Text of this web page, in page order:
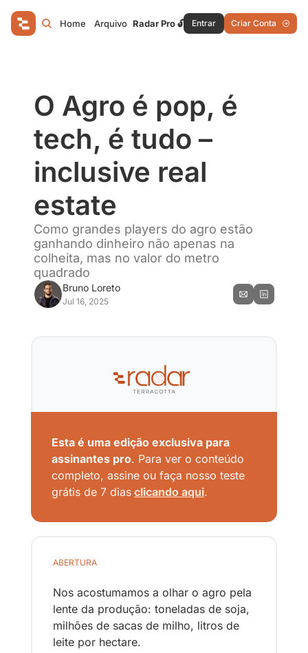
Home Arquivo Radar Pro 🔓 Entrar Criar Conta
O Agro é pop, é
tech, é tudo –
inclusive real
estate
Como grandes players do agro estão
ganhando dinheiro não apenas na
colheita, mas no valor do metro
quadrado
Bruno Loreto
Jul 16, 2025
Esta é uma edição exclusiva para
assinantes pro. Para ver o conteúdo
completo, assine ou faça nosso teste
grátis de 7 dias clicando aqui.
ABERTURA
Nos acostumamos a olhar o agro pela
lente da produção: toneladas de soja,
milhões de sacas de milho, litros de
leite por hectare.